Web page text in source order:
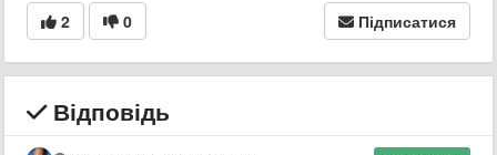
2 0 Підписатися
Відповідь